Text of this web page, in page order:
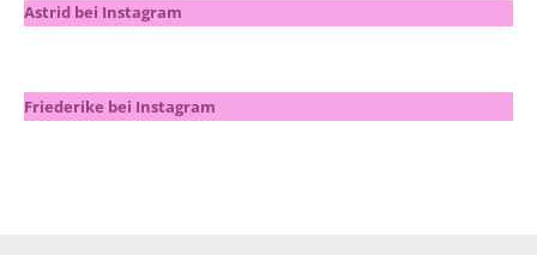
Astrid bei Instagram
Friederike bei Instagram